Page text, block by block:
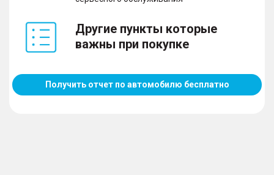
Другие пункты которые
важны при покупке
Получить отчет по автомобилю бесплатно